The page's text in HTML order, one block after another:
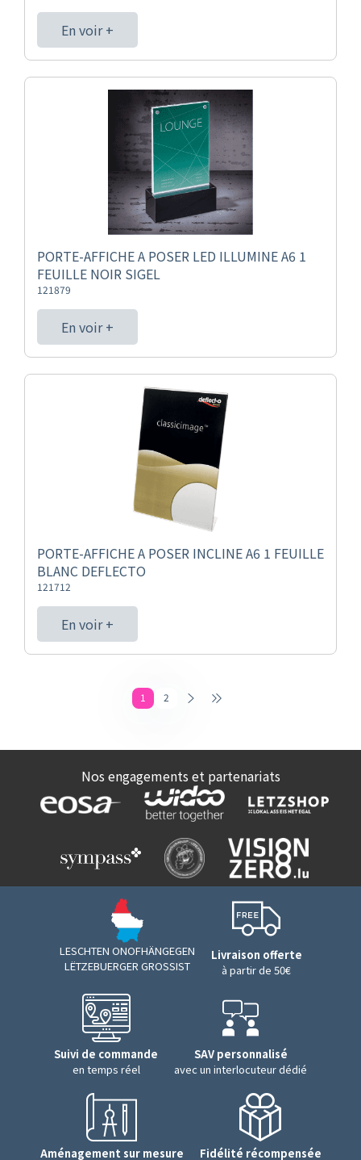
En voir +
PORTE-AFFICHE A POSER LED ILLUMINE A6 1
FEUILLE NOIR SIGEL
121879
En voir +
PORTE-AFFICHE A POSER INCLINE A6 1 FEUILLE
BLANC DEFLECTO
121712
En voir +
1 2
Nos engagements et partenariats
LESCHTEN ONOFHÄNGEGEN
LËTZEBUERGER GROSSIST
Livraison offerte
à partir de 50€
Suivi de commande
en temps réel
SAV personnalisé
avec un interlocuteur dédié
Aménagement sur mesure Fidélité récompensée